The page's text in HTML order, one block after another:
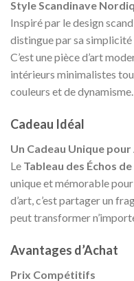
Style Scandinave
Inspiré par le design
distingue par sa
C’est une pièce d’art
intérieurs minimalistes
couleurs et de dynamisme.
Cadeau Idéal
Un Cadeau Unique
Le Tableau des Échos
unique et mémorable
d’art, c’est partager un
peut transformer
Avantages d’Achat
Prix Compétitifs